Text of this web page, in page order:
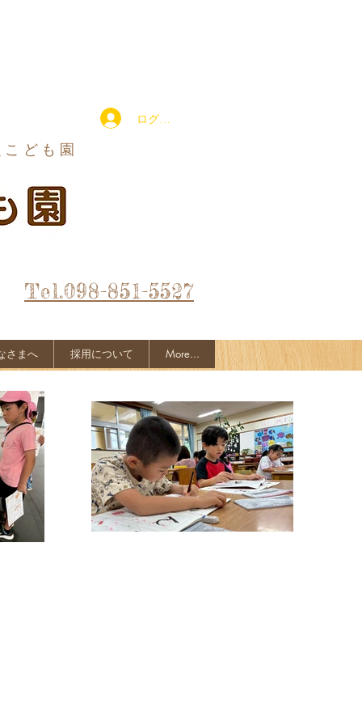
ログイン
ども園
Tel.098-851-5527
さまへ 採用について More...